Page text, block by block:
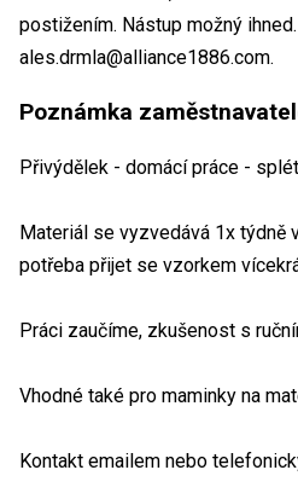
postižením. Nástup možný
ales.drmla@alliance1886.com.
Poznámka
Přivýdělek - domácí práce -
Materiál se vyzvedává 1x týdně
potřeba přijet se vzorkem
Práci zaučíme, zkušenost s
Vhodné také pro maminky na
Kontakt emailem nebo